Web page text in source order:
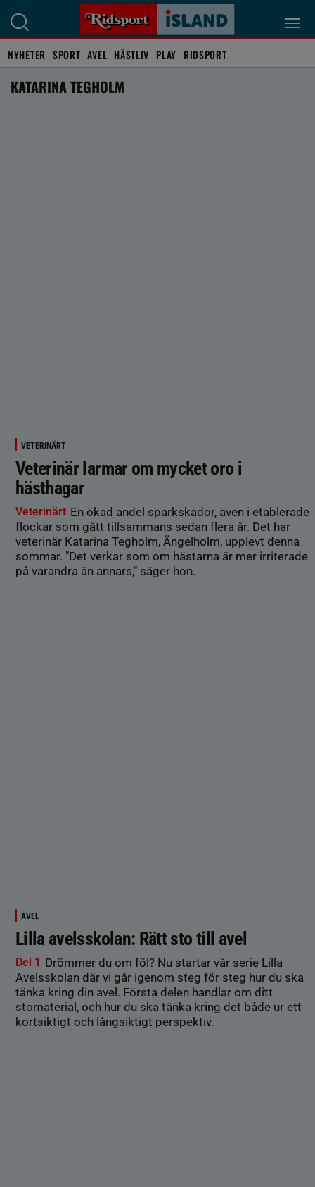
NYHETER SPORT AVEL HÄSTLIV PLAY RIDSPORT
KATARINA TEGHOLM
VETERINÄRT
Veterinär larmar om mycket oro i
hästhagar
Veterinärt En ökad andel sparkskador, även i etablerade
flockar som gått tillsammans sedan flera år. Det har
veterinär Katarina Tegholm, Ängelholm, upplevt denna
sommar. "Det verkar som om hästarna är mer irriterade
på varandra än annars," säger hon.
AVEL
Lilla avelsskolan: Rätt sto till avel
Del 1 Drömmer du om föl? Nu startar vår serie Lilla
Avelsskolan där vi går igenom steg för steg hur du ska
tänka kring din avel. Första delen handlar om ditt
stomaterial, och hur du ska tänka kring det både ur ett
kortsiktigt och långsiktigt perspektiv.